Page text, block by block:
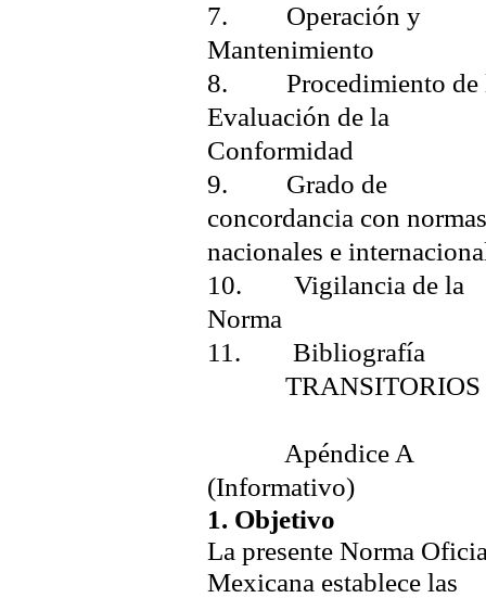
7. Operación y
Mantenimiento
8. Procedimiento de
Evaluación de la
Conformidad
9. Grado de
concordancia con
nacionales e
10. Vigilancia de la
Norma
11. Bibliografía
TRANSITORIOS
Apéndice A
(Informativo)
1. Objetivo
La presente Norma
Mexicana establece las